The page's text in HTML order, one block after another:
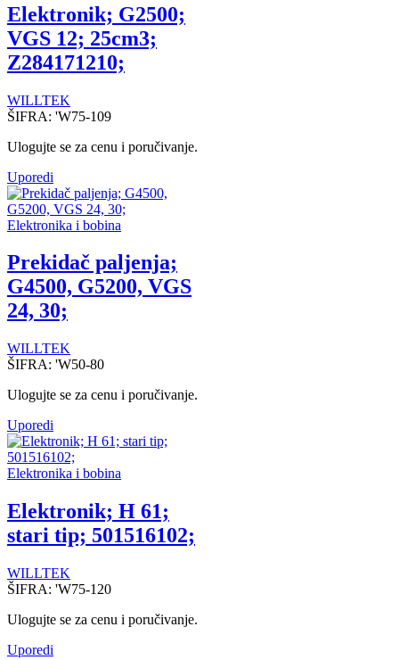
Elektronik; G2500;
VGS 12; 25cm3;
Z284171210;
WILLTEK
ŠIFRA: 'W75-109
Ulogujte se za cenu i poručivanje.
Uporedi
Elektronika i bobina
Prekidač paljenja;
G4500, G5200, VGS
24, 30;
WILLTEK
ŠIFRA: 'W50-80
Ulogujte se za cenu i poručivanje.
Uporedi
Elektronika i bobina
Elektronik; H 61;
stari tip; 501516102;
WILLTEK
ŠIFRA: 'W75-120
Ulogujte se za cenu i poručivanje.
Uporedi